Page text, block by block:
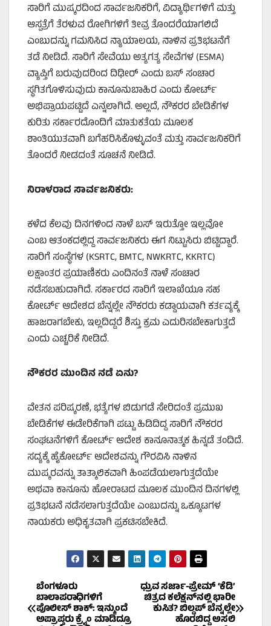
ಸಾರಿಗೆ ಮುಷ್ಕರದಿಂದ ಸಾರ್ವಜನಿಕರಿಗೆ, ವಿದ್ಯಾರ್ಥಿಗಳಿಗೆ ಮತ್ತು
ಆಸ್ಪತ್ರೆಗೆ ತೆರಳುವ ರೋಗಿಗಳಿಗೆ ತೀವ್ರ ತೊಂದರೆಯಾಗಲಿದೆ
ಎಂಬುದನ್ನು ಗಮನಿಸಿದ ನ್ಯಾಯಾಲಯ, ನಾಳಿನ ಪ್ರತಿಭಟನೆಗೆ
ತಡೆ ನೀಡಿದೆ. ಸಾರಿಗೆ ಸೇವೆಯು ಅತ್ಯಗತ್ಯ ಸೇವೆಗಳ (ESMA)
ವ್ಯಾಪ್ತಿಗೆ ಬರುವುದರಿಂದ ದಿಢೀರ್ ಎಂದು ಬಸ್ ಸಂಚಾರ
ಸ್ಥಗಿತಗೊಳಿಸುವುದು ಕಾನೂನುಬಾಹಿರ ಎಂದು ಕೋರ್ಟ್
ಅಭಿಪ್ರಾಯಪಟ್ಟಿದೆ ಎನ್ನಲಾಗಿದೆ. ಅಲ್ಲದೆ, ನೌಕರರ ಬೇಡಿಕೆಗಳ
ಕುರಿತು ಸರ್ಕಾರದೊಂದಿಗೆ ಮಾತುಕತೆಯ ಮೂಲಕ
ಶಾಂತಿಯುತವಾಗಿ ಬಗೆಹರಿಸಿಕೊಳ್ಳುವಂತೆ ಮತ್ತು ಸಾರ್ವಜನಿಕರಿಗೆ
ತೊಂದರೆ ನೀಡದಂತೆ ಸೂಚನೆ ನೀಡಿದೆ.
ನಿರಾಳರಾದ ಸಾರ್ವಜನಿಕರು:
ಕಳೆದ ಕೆಲವು ದಿನಗಳಿಂದ ನಾಳೆ ಬಸ್ ಇರುತ್ತೋ ಇಲ್ಲವೋ
ಎಂಬ ಆತಂಕದಲ್ಲಿದ್ದ ಸಾರ್ವಜನಿಕರು ಈಗ ನಿಟ್ಟುಸಿರು ಬಿಟ್ಟಿದ್ದಾರೆ.
ಸಾರಿಗೆ ಸಂಸ್ಥೆಗಳ (KSRTC, BMTC, NWKRTC, KKRTC)
ಲಕ್ಷಾಂತರ ಪ್ರಯಾಣಿಕರು ಎಂದಿನಂತೆ ನಾಳೆ ಸಂಚಾರ
ನಡೆಸಬಹುದಾಗಿದೆ. ಸರ್ಕಾರದ ಸಾರಿಗೆ ಇಲಾಖೆಯೂ ಸಹ
ಕೋರ್ಟ್ ಆದೇಶದ ಬೆನ್ನಲ್ಲೇ ನೌಕರರು ಕಡ್ಡಾಯವಾಗಿ ಕರ್ತವ್ಯಕ್ಕೆ
ಹಾಜರಾಗಬೇಕು, ಇಲ್ಲದಿದ್ದರೆ ಶಿಸ್ತು ಕ್ರಮ ಎದುರಿಸಬೇಕಾಗುತ್ತದೆ
ಎಂದು ಎಚ್ಚರಿಕೆ ನೀಡಿದೆ.
ನೌಕರರ ಮುಂದಿನ ನಡೆ ಏನು?
ವೇತನ ಪರಿಷ್ಕರಣೆ, ಭತ್ಯೆಗಳ ಬಿಡುಗಡೆ ಸೇರಿದಂತೆ ಪ್ರಮುಖ
ಬೇಡಿಕೆಗಳ ಈಡೇರಿಕೆಗಾಗಿ ಪಟ್ಟು ಹಿಡಿದಿದ್ದ ಸಾರಿಗೆ ನೌಕರರ
ಸಂಘಟನೆಗಳಿಗೆ ಕೋರ್ಟ್ ಆದೇಶ ಕಾನೂನಾತ್ಮಕ ಹಿನ್ನಡೆ ತಂದಿದೆ.
ಸದ್ಯಕ್ಕೆ ಹೈಕೋರ್ಟ್ ಆದೇಶವನ್ನು ಗೌರವಿಸಿ ನಾಳಿನ
ಮುಷ್ಕರವನ್ನು ತಾತ್ಕಾಲಿಕವಾಗಿ ಹಿಂಪಡೆಯಲಾಗುತ್ತದೆಯೇ
ಅಥವಾ ಕಾನೂನು ಹೋರಾಟದ ಮೂಲಕ ಮುಂದಿನ ದಿನಗಳಲ್ಲಿ
ಪ್ರತಿಭಟನೆ ನಡೆಸಲಾಗುತ್ತದೆಯೇ ಎಂಬುದನ್ನು ಒಕ್ಕೂಟಗಳ
ನಾಯಕರು ಅಧಿಕೃತವಾಗಿ ಪ್ರಕಟಿಸಬೇಕಿದೆ.
Post
navigation
ಧ್ರುವ ಸರ್ಜಾ-ಪ್ರೇಮ್ ‘ಕೆಡಿ’
ಚಿತ್ರದ ಕಲೆಕ್ಷನ್‌ನಲ್ಲಿ ಭಾರೀ
ಕುಸಿತ? ಬಿಲ್ಡಪ್ ಬೆನ್ನಲ್ಲೇ
ಹೊರಬಿದ್ದ ಅಸಲಿ
ಬೆಂಗಳೂರು
ಬಾಲಾಪರಾಧಿಗಳಿಗೆ
ಪೊಲೀಸ್ ಶಾಕ್: ಇನ್ಮುಂದೆ
ಅಪ್ರಾಪ್ತರು ಕ್ರೈಂ ಮಾಡಿದ್ರೂ